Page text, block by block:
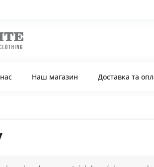
Наш магазин Доставка та